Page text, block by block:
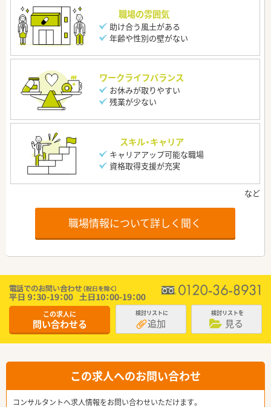
職場の雰囲気
助け合う風土がある
年齢や性別の壁がない
ワークライフバランス
お休みが取りやすい
残業が少ない
スキル・キャリア
キャリアアップ可能な職場
資格取得支援が充実
職場情報について詳しく聞く
この求人に
問い合わせる
検討リストに
追加
検討リストを
見る
この求人へのお問い合わせ
コンサルタントへ求人情報をお問い合わせいただけます。